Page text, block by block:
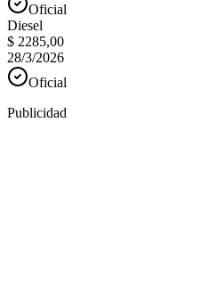
Oficial
Diesel
$ 2285,00
28/3/2026
Oficial
Publicidad